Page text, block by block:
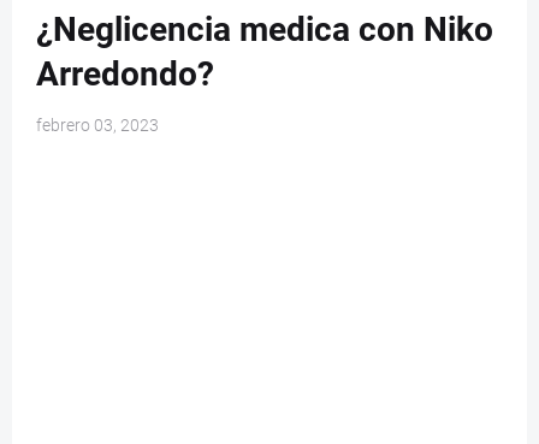
¿Neglicencia medica con Niko
Arredondo?
febrero 03, 2023